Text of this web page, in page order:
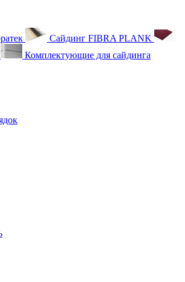
Сайдинг FIBRA PLANK
Комплектующие для сайдинга